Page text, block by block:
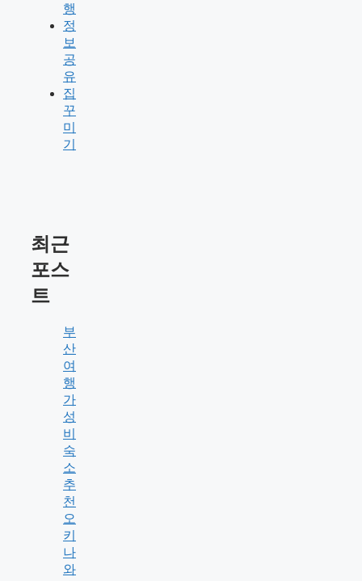
행
정
보
공
유
집
꾸
미
기
최근
포스
트
부
산
여
행
가
성
비
숙
소
추
천
오
키
나
와